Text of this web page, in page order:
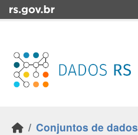
Skip to main content
Conjuntos de dados